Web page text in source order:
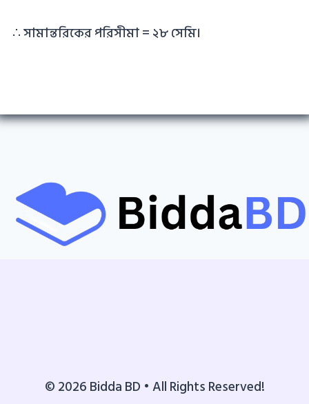
∴ সামান্তরিকের পরিসীমা = ২৮ সেমি।
© 2026 Bidda BD • All Rights Reserved!